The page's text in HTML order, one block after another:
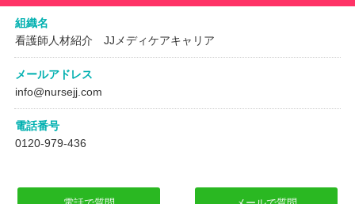
組織名
看護師人材紹介 JJメディケアキャリア
メールアドレス
info@nursejj.com
電話番号
0120-979-436